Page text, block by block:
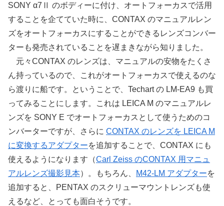
SONY α7Ⅱ のボディーに付け、オートフォーカスで活用
することを企てていた時に、CONTAX のマニュアルレン
ズをオートフォーカスにすることができるレンズコンバー
ターも発売されていることを遅まきながら知りました。
元々CONTAX のレンズは、マニュアルの安物をたくさ
ん持っているので、これがオートフォーカスで使えるのな
ら渡りに船です。ということで、Techart の LM-EA9 も買
ってみることにします。これは LEICA M のマニュアルレ
ンズを SONY E でオートフォーカスとして使うためのコ
ンバーターですが、さらに CONTAX のレンズを LEICA M
に変換するアダプターを追加することで、CONTAX にも
使えるようになります（Carl Zeiss のCONTAX 用マニュ
アルレンズ撮影見本）。もちろん、 M42-LM アダプターを
追加すると、PENTAX のスクリューマウントレンズも使
えるなど、とっても面白そうです。